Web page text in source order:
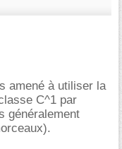
amené à utiliser la
C^1 par
généralement